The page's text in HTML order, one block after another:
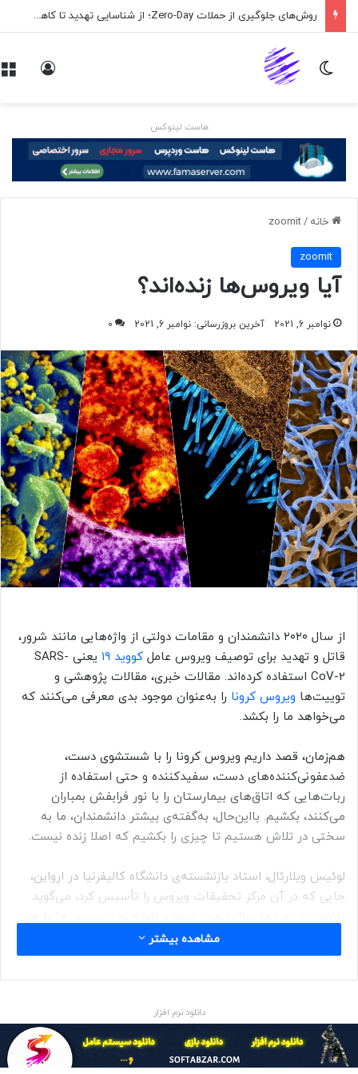
روش‌های جلوگیری از حملات Zero-Day؛ از شناسایی تهدید تا کاهش ریسک
تغییر پوسته
هاست لینوکس
خانه /
zoomit
zoomit
آیا ویروس‌ها زنده‌اند؟
نوامبر 6, 2021 آخرین بروزرسانی: نوامبر 6, 2021 0
از سال ۲۰۲۰ دانشمندان و مقامات دولتی از واژه‌هایی مانند شرور،
قاتل و تهدید برای توصیف ویروس عامل کووید ۱۹
یعنی SARS-
CoV-2 استفاده کرده‌اند. مقالات خبری، مقالات پژوهشی و
توییت‌ها ویروس کرونا را به‌عنوان موجود بدی معرفی می‌کنند که
می‌خواهد ما را بکشد.
هم‌زمان، قصد داریم ویروس کرونا را با شستشوی دست،
ضدعفونی‌کننده‌های دست، سفیدکننده و حتی استفاده از
ربات‌هایی که اتاق‌های بیمارستان را با نور فرابفش بمباران
می‌کنند، بکشیم. با‌این‌حال، به‌گفته‌ی بیشتر دانشمندان، ما به
سختی در تلاش هستیم تا چیزی را بکشیم که اصلا زنده نیست.
لوئیس ویلارئال، استاد بازنشسته‌ی دانشگاه کالیفرنیا در ارواین،
جایی که در آن مرکز تحقیقات ویروس را تأسیس کرد، می‌گوید
در قرن ۱۸ تصور می‌شد ویروس‌ها سم هستند. در قرن ۱۹ به آن‌ها
شیمیایی بی‌اثر تنزل پیدا کردند. ویروس‌ها در طول زمان ندرتا
به‌عنوان موجود زنده درنظر گرفته شده‌اند. امروزه بیش از ۱۲۰
تعریف از حیات وجود دارد و بیشتر آن‌ها به متابولیسم نیاز دارند.
مشاهده بیشتر
دانلود نرم افزار